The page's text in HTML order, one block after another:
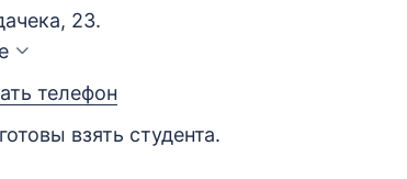
23.
телефон
взять студента.